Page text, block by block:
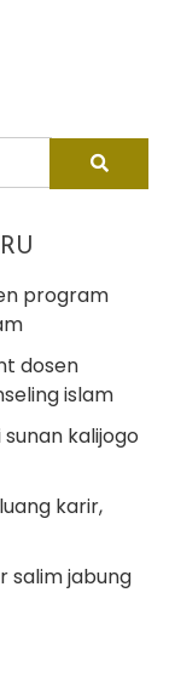
program
dosen
islam
kalijogo
karir,
salim jabung